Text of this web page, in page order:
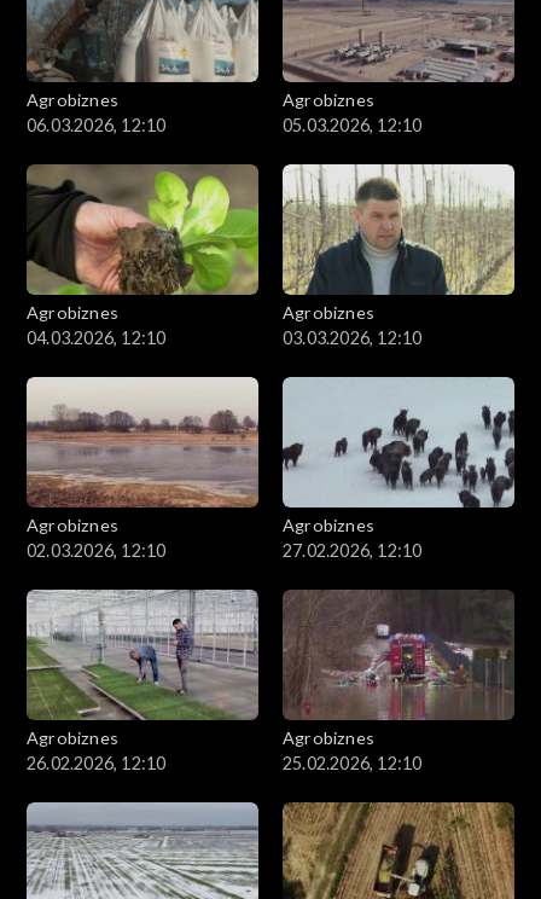
Agrobiznes
06.03.2026, 12:10
Agrobiznes
05.03.2026, 12:10
Agrobiznes
04.03.2026, 12:10
Agrobiznes
03.03.2026, 12:10
Agrobiznes
02.03.2026, 12:10
Agrobiznes
27.02.2026, 12:10
Agrobiznes
26.02.2026, 12:10
Agrobiznes
25.02.2026, 12:10